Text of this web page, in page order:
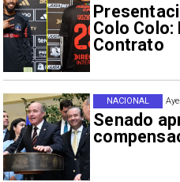
Colo Colo:
Contrato
Senado
NACIONAL